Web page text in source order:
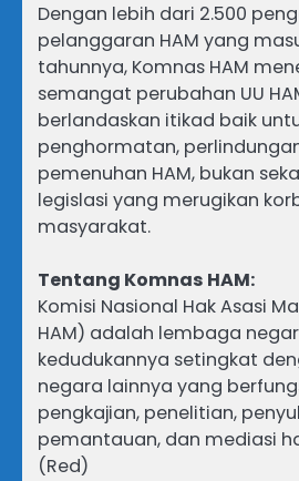
Dengan lebih dari 2.500
pelanggaran HAM yang
tahunnya, Komnas HAM
semangat perubahan UU
berlandaskan itikad baik
penghormatan,
pemenuhan HAM, bukan
legislasi yang merugikan
masyarakat.
Tentang Komnas HAM:
Komisi Nasional Hak Asasi
HAM) adalah lembaga
kedudukannya setingkat
negara lainnya yang
pengkajian, penelitian,
pemantauan, dan mediasi
(Red)